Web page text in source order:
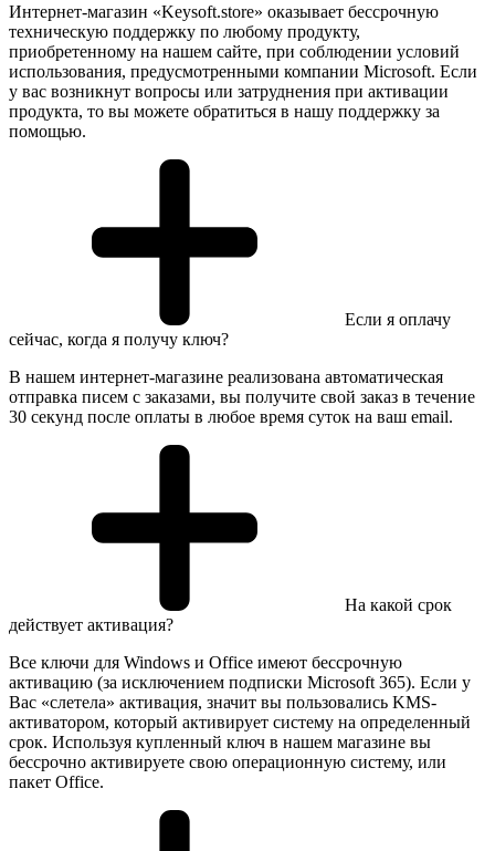
Интернет-магазин «Keysoft.store» оказывает бессрочную
техническую поддержку по любому продукту,
приобретенному на нашем сайте, при соблюдении условий
использования, предусмотренными компании Microsoft. Если
у вас возникнут вопросы или затруднения при активации
продукта, то вы можете обратиться в нашу поддержку за
помощью.
Если я оплачу
сейчас, когда я получу ключ?
В нашем интернет-магазине реализована автоматическая
отправка писем с заказами, вы получите свой заказ в течение
30 секунд после оплаты в любое время суток на ваш email.
На какой срок
действует активация?
Все ключи для Windows и Office имеют бессрочную
активацию (за исключением подписки Microsoft 365). Если у
Вас «слетела» активация, значит вы пользовались KMS-
активатором, который активирует систему на определенный
срок. Используя купленный ключ в нашем магазине вы
бессрочно активируете свою операционную систему, или
пакет Office.